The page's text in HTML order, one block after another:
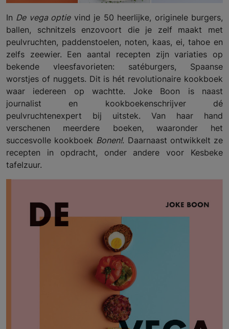
In De vega optievind je 50 heerlijke, originele burgers,
ballen, schnitzels enzovoort die je zelf maakt met
peulvruchten, paddenstoelen, noten, kaas, ei, tahoe en
zelfs zeewier. Een aantal recepten zijn variaties op
bekende vleesfavorieten: satéburgers, Spaanse
worstjes of nuggets. Dit is hét revolutionaire kookboek
waar iedereen op wachtte. Joke Boon is naast
journalist en kookboekenschrijver dé
peulvruchtenexpert bij uitstek. Van haar hand
verschenen meerdere boeken, waaronder het
succesvolle kookboek Bonen!. Daarnaast ontwikkelt ze
recepten in opdracht, onder andere voor Kesbeke
tafelzuur.